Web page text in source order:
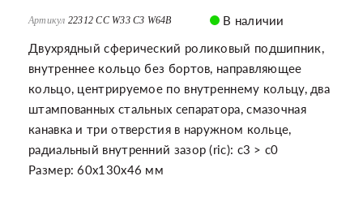
Артикул 22312 CC W33 C3 W64B
В наличии
Двухрядный сферический роликовый подшипник,
внутреннее кольцо без бортов, направляющее
кольцо, центрируемое по внутреннему кольцу, два
штампованных стальных сепаратора, смазочная
канавка и три отверстия в наружном кольце,
радиальный внутренний зазор (ric): c3 > c0
Размер: 60x130x46 мм